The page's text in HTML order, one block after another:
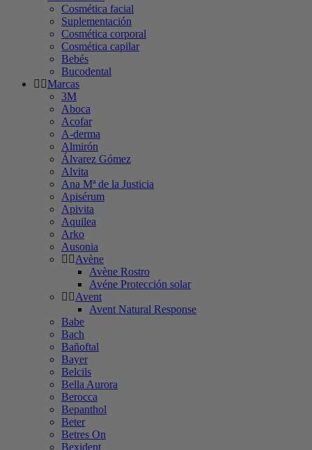
Cosmética facial
Suplementación
Cosmética corporal
Cosmética capilar
Bebés
Bucodental
Marcas
3M
Aboca
Acofar
A-derma
Almirón
Álvarez Gómez
Alvita
Ana Mª de la Justicia
Apisérum
Apivita
Aquilea
Arko
Ausonia
Avène
Avène Rostro
Avéne Protección solar
Avent
Avent Natural Response
Babe
Bach
Bañoftal
Bayer
Belcils
Bella Aurora
Berocca
Bepanthol
Beter
Betres On
Bexident